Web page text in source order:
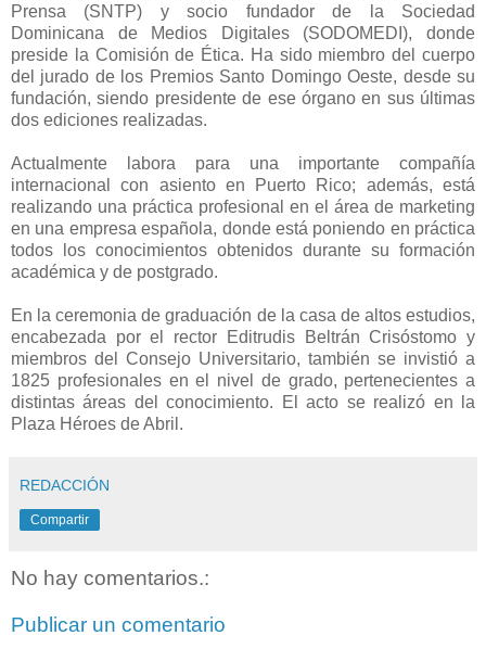
Prensa (SNTP) y socio fundador de la Sociedad
Dominicana de Medios Digitales (SODOMEDI), donde
preside la Comisión de Ética. Ha sido miembro del cuerpo
del jurado de los Premios Santo Domingo Oeste, desde su
fundación, siendo presidente de ese órgano en sus últimas
dos ediciones realizadas.
Actualmente labora para una importante compañía
internacional con asiento en Puerto Rico; además, está
realizando una práctica profesional en el área de marketing
en una empresa española, donde está poniendo en práctica
todos los conocimientos obtenidos durante su formación
académica y de postgrado.
En la ceremonia de graduación de la casa de altos estudios,
encabezada por el rector Editrudis Beltrán Crisóstomo y
miembros del Consejo Universitario, también se invistió a
1825 profesionales en el nivel de grado, pertenecientes a
distintas áreas del conocimiento. El acto se realizó en la
Plaza Héroes de Abril.
REDACCIÓN
Compartir
No hay comentarios.:
Publicar un comentario